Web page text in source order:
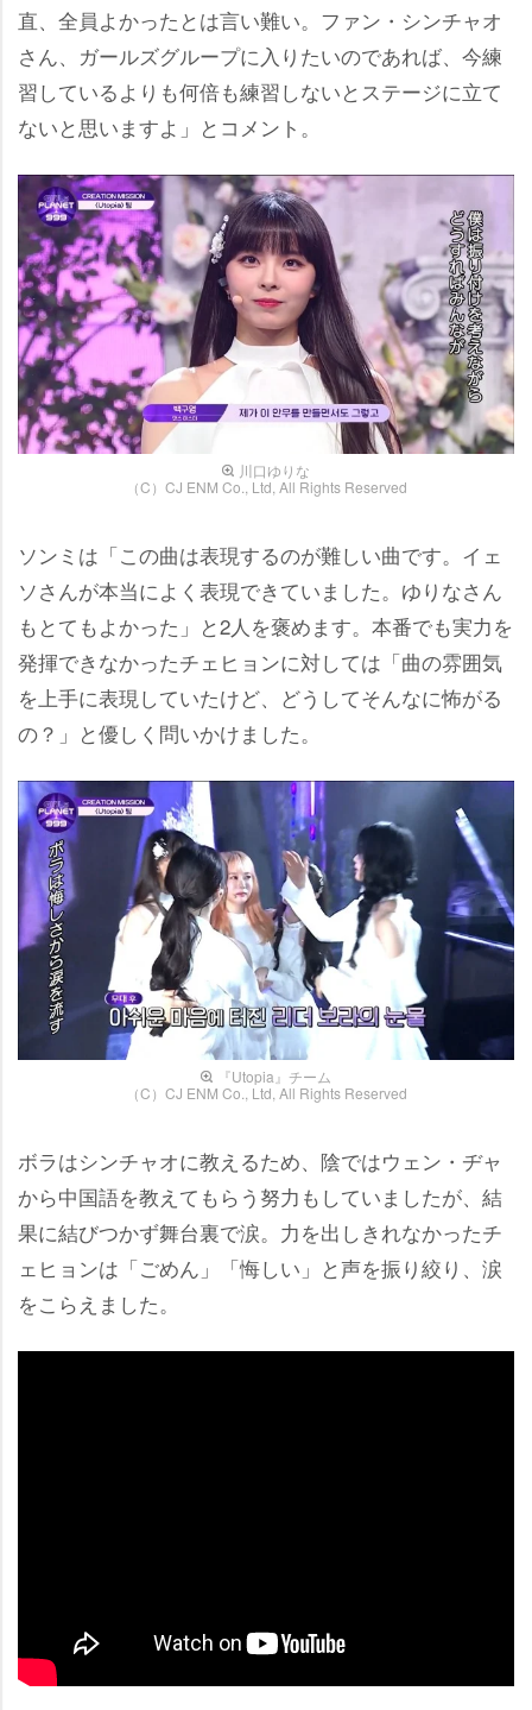
直、全員よかったとは言い難い。ファン・シンチャオ
さん、ガールズグループに入りたいのであれば、今練
習しているよりも何倍も練習しないとステージに立て
ないと思いますよ」とコメント。
川口ゆりな
（C）CJ ENM Co., Ltd, All Rights Reserved
ソンミは「この曲は表現するのが難しい曲です。イェ
ソさんが本当によく表現できていました。ゆりなさん
もとてもよかった」と2人を褒めます。本番でも実力を
発揮できなかったチェヒョンに対しては「曲の雰囲気
を上手に表現していたけど、どうしてそんなに怖がる
の？」と優しく問いかけました。
『Utopia』チーム
（C）CJ ENM Co., Ltd, All Rights Reserved
ボラはシンチャオに教えるため、陰ではウェン・ヂャ
から中国語を教えてもらう努力もしていましたが、結
果に結びつかず舞台裏で涙。力を出しきれなかったチ
ェヒョンは「ごめん」「悔しい」と声を振り絞り、涙
をこらえました。